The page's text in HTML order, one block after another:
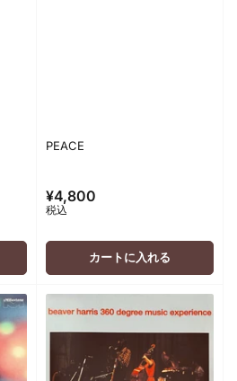
PEACE
通
常
価
¥4,800
税込
カートに入れる